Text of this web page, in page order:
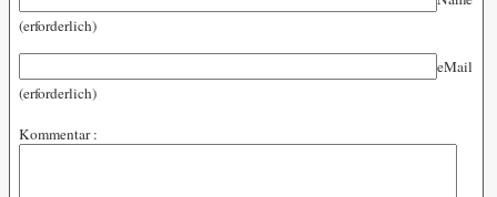
(erforderlich)
eMail
(erforderlich)
Kommentar :